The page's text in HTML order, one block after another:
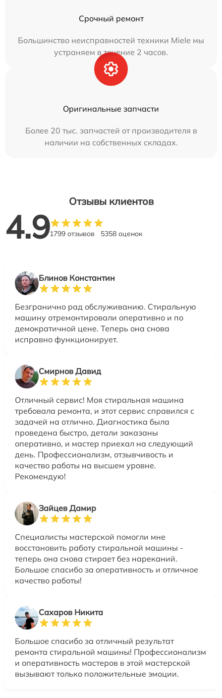
Срочный ремонт
Большинство неисправностей техники Miele мы
устраняем в течение 2 часов.
Оригинальные запчасти
Более 20 тыс. запчастей от производителя в
наличии на собственных складах.
Отзывы клиентов
4.91799 отзывов 5358 оценок
Блинов Константин
Безгранично рад обслуживанию. Стиральную
машину отремонтировали оперативно и по
демократичной цене. Теперь она снова
исправно функционирует.
Смирнов Давид
Отличный сервис! Моя стиральная машина
требовала ремонта, и этот сервис справился с
задачей на отлично. Диагностика была
проведена быстро, детали заказаны
оперативно, и мастер приехал на следующий
день. Профессионализм, отзывчивость и
качество работы на высшем уровне.
Рекомендую!
Зайцев Дамир
Специалисты мастерской помогли мне
восстановить работу стиральной машины -
теперь она снова стирает без нареканий.
Большое спасибо за оперативность и отличное
качество работы!
Сахаров Никита
Большое спасибо за отличный результат
ремонта стиральной машины! Профессионализм
и оперативность мастеров в этой мастерской
вызывают только положительные эмоции.